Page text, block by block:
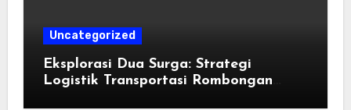
Uncategorized
Eksplorasi Dua Surga: Strategi
Logistik Transportasi Rombongan